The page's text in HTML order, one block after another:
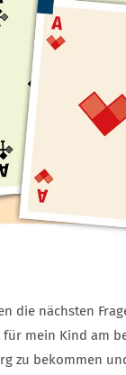
die nächsten
mein Kind am
zu bekommen